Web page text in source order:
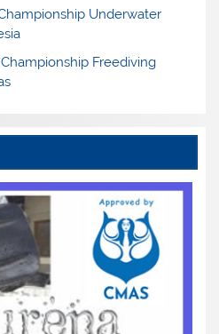
Underwater
Freediving